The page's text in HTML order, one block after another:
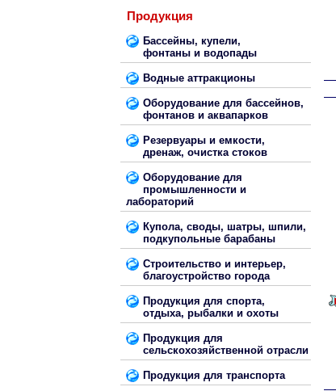
Продукция
Бассейны, купели,
фонтаны и водопады
Водные аттракционы
Оборудование для бассейнов,
фонтанов и аквапарков
Резервуары и емкости,
дренаж, очистка стоков
Оборудование для
промышленности и
лабораторий
Купола, своды, шатры, шпили,
подкупольные барабаны
Строительство и интерьер,
благоустройство города
Продукция для спорта,
отдыха, рыбалки и охоты
Продукция для
сельскохозяйственной отрасли
Продукция для транспорта